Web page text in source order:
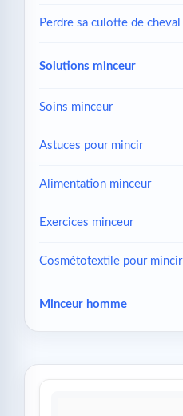
Perdre sa culotte de cheval
Solutions minceur
Soins minceur
Astuces pour mincir
Alimentation minceur
Exercices minceur
Cosmétotextile pour mincir
Minceur homme